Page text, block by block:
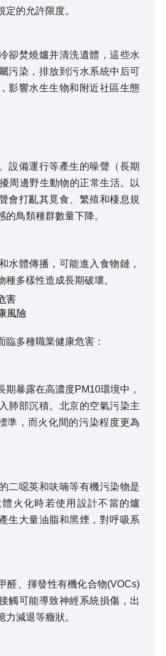
的允許限度。
卻焚燒爐并清洗遺體，這些水
污染，排放到污水系統中后可
影響水生生物和附近社區生態
設備運行等產生的噪聲（長期
周邊野生動物的正常生活。以
會打亂其覓食、繁殖和棲息規
鳥類種群數量下降。
水體傳播，可能進入食物鏈，
種多樣性造成長期破壞。
害
風險
臨多種職業健康危害：
期暴露在高濃度PM10環境中，
肺部沉積。北京的空氣污染主
準，而火化間的污染程度更為
二噁英和呋喃等有機污染物是
火化時若使用設計不當的爐
生大量油脂和黑煙，對呼吸系
醛、揮發性有機化合物(VOCs)
觸可能導致神經系統損傷，出
減退等癥狀。